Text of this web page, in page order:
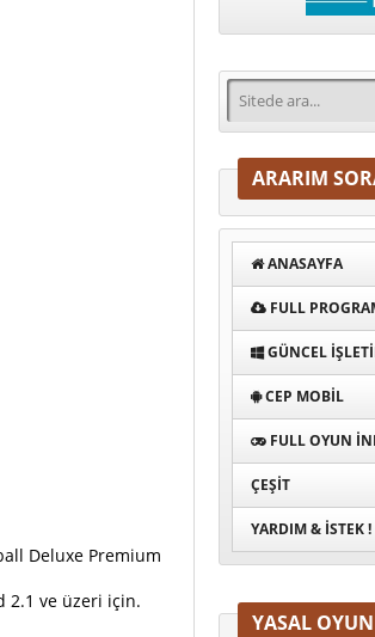
Deluxe Premium
2.1 ve üzeri için.
ARARIM
ANASAYFA
FULL
GÜNCEL
CEP MOBIL
FULL OYUN
ÇEŞIT
YARDIM & İSTEK !
YASAL